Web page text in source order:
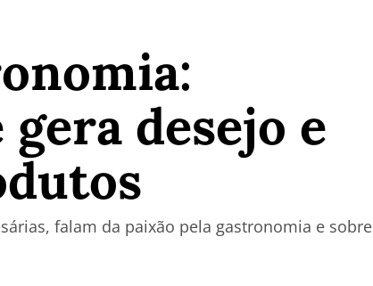
desejo e
falam da paixão pela gastronomia e sobre